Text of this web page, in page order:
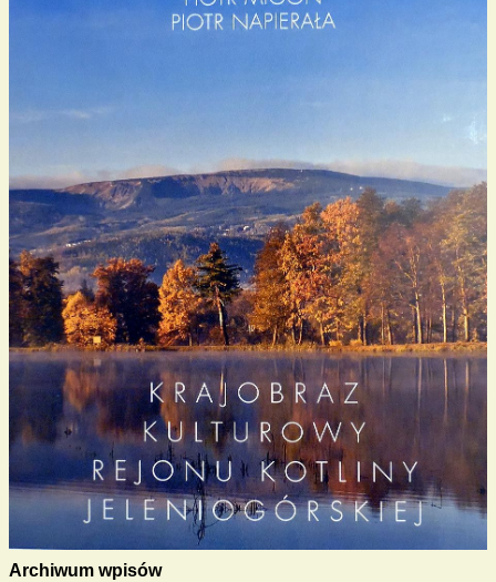
Archiwum wpisów